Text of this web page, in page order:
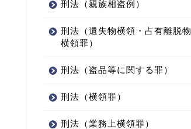
刑法（親族相盗例）
刑法（遺失物横領・占有離脱物
横領罪）
刑法（盗品等に関する罪）
刑法（横領罪）
刑法（業務上横領罪）